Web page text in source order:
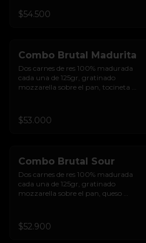
queso cheddar, cebolla crocante,
$54.500
Combo Brutal Madurita
Dos carnes de res 100% madurada
cada una de 125gr, gratinado
mozzarella sobre el pan, tocineta
panko, encurtido de cebolla morada,
sour cream de sriracha levemente
$53.000
Combo Brutal Sour
Dos carnes de res 100% madurada
cada una de 125gr, gratinado
mozzarella sobre el pan, queso
sriracha, salsa rosada de pepinillos y
pan brioche sellado + papas + bebida
$52.900